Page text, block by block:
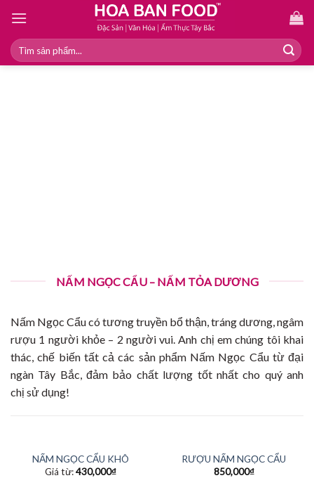
content
Tìm
kiếm:
NẤM NGỌC CẨU – NẤM TỎA DƯƠNG
Nấm Ngọc Cẩu có tương truyền bổ thận, tráng dương, ngâm
rượu 1 người khỏe – 2 người vui. Anh chị em chúng tôi khai
thác, chế biến tất cả các sản phẩm Nấm Ngọc Cẩu từ đại
ngàn Tây Bắc, đảm bảo chất lượng tốt nhất cho quý anh
chị sử dụng!
NẤM NGỌC CẨU KHÔ
Giá từ:430,000₫
RƯỢU NẤM NGỌC CẨU
850,000₫